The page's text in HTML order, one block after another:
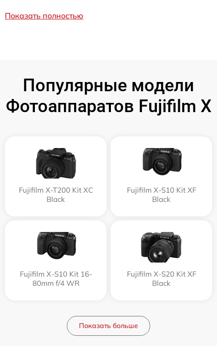
Показать полностью
Популярные модели
Фотоаппаратов Fujifilm X
Fujifilm X-T200 Kit XC
Black
Fujifilm X-S10 Kit XF
Black
Fujifilm X-S10 Kit 16-
80mm f/4 WR
Fujifilm X-S20 Kit XF
Black
Показать больше